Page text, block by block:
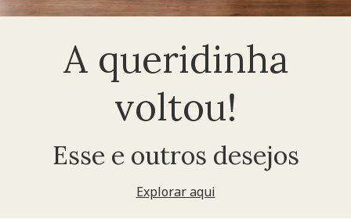
A queridinha
voltou!
Esse e outros desejos
Explorar aqui